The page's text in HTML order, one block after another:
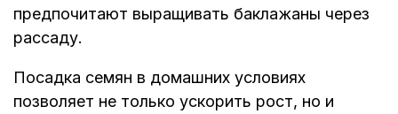
предпочитают выращивать баклажаны через
рассаду.
Посадка семян в домашних условиях
позволяет не только ускорить рост, но и